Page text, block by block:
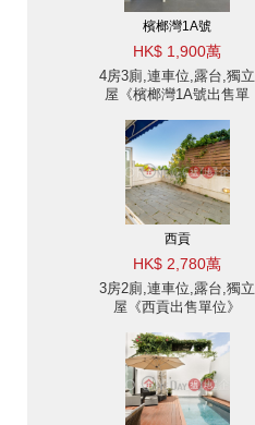
檳榔灣1A號
HK$ 1,900萬
4房3廁,連車位,露台,獨立
屋《檳榔灣1A號出售單
西貢
HK$ 2,780萬
3房2廁,連車位,露台,獨立
屋《西貢出售單位》